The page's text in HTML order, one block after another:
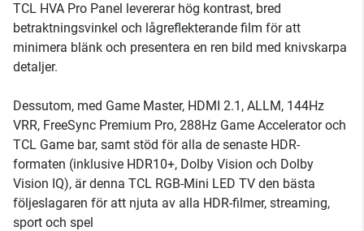
TCL HVA Pro Panel levererar hög kontrast, bred
betraktningsvinkel och lågreflekterande film för att
minimera blänk och presentera en ren bild med knivskarpa
detaljer.
Dessutom, med Game Master, HDMI 2.1, ALLM, 144Hz
VRR, FreeSync Premium Pro, 288Hz Game Accelerator och
TCL Game bar, samt stöd för alla de senaste HDR-
formaten (inklusive HDR10+, Dolby Vision och Dolby
Vision IQ), är denna TCL RGB-Mini LED TV den bästa
följeslagaren för att njuta av alla HDR-filmer, streaming,
sport och spel